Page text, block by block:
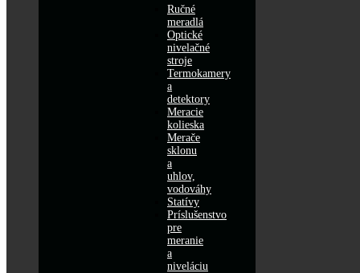
Ručné
meradlá
Optické
nivelačné
stroje
Termokamery
a
detektory
Meracie
kolieska
Merače
sklonu
a
uhlov,
vodováhy
Statívy
Príslušenstvo
pre
meranie
a
niveláciu